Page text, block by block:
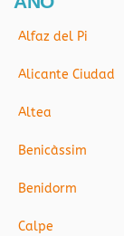
Alfaz del Pi
Alicante Ciudad
Altea
Benicàssim
Benidorm
Calpe